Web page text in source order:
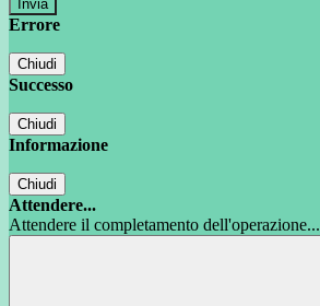
Errore
Chiudi
Successo
Chiudi
Informazione
Chiudi
Attendere...
Attendere il completamento dell'operazione...